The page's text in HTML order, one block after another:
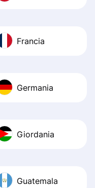
Francia
Germania
Giordania
Guatemala